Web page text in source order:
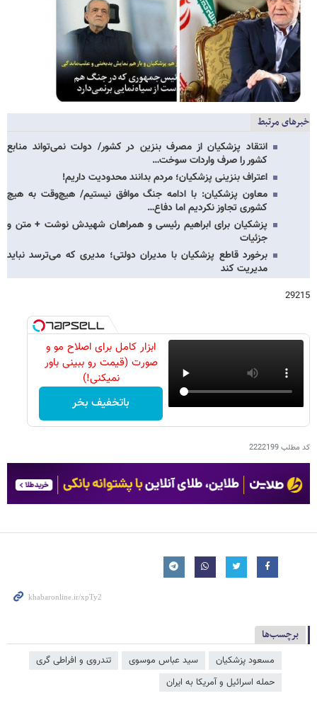
خبرهای مرتبط
انتقاد پزشکیان از مصرف بنزین در کشور/ دولت نمی‌تواند منابع
کشور را صرف واردات سوخت…
اعتراف بنزینی پزشکیان؛ مردم بدانند محدودیت داریم!
معاون پزشکیان: با ادامه جنگ موافق نیستیم/ هیچ‌وقت به هیچ
کشوری تجاوز نکردیم اما دفاع…
پزشکیان برای ابراهیم رئیسی و همراهان شهیدش نوشت + متن و
جزئیات
برخورد قاطع پزشکیان با مدیران دولتی؛ مدیری که می‌ترسد نباید
مدیریت کند
29215
ابزار کامل برای اصلاح مو و
صورت (قیمت رو ببینی باور
نمیکنی!)
باتخفیف بخر
کد مطلب2222199
برچسب‌ها
مسعود پزشکیان سید عباس موسوی
تندروی و افراطی گری
حمله اسرائیل و آمریکا به ایران